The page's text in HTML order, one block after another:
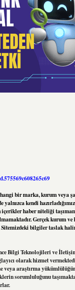
bir marka, kurum veya
yalnızca kendi
haber niteliği
Gerçek kurum
bilgiler taslak
Bilgi Teknolojileri ve
olarak hizmet
araştırma
sorumluluğunu